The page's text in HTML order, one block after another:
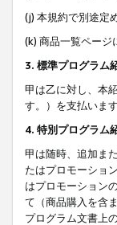
(j) 本規約で別途定
(k) 商品一覧ページ
3. 標準プログラム
甲は乙に対し、本
す。）を支払いま
4. 特別プログラム
甲は随時、追加ま
たはプロモーショ
はプロモーション
て（商品購入を含
プログラム文書上